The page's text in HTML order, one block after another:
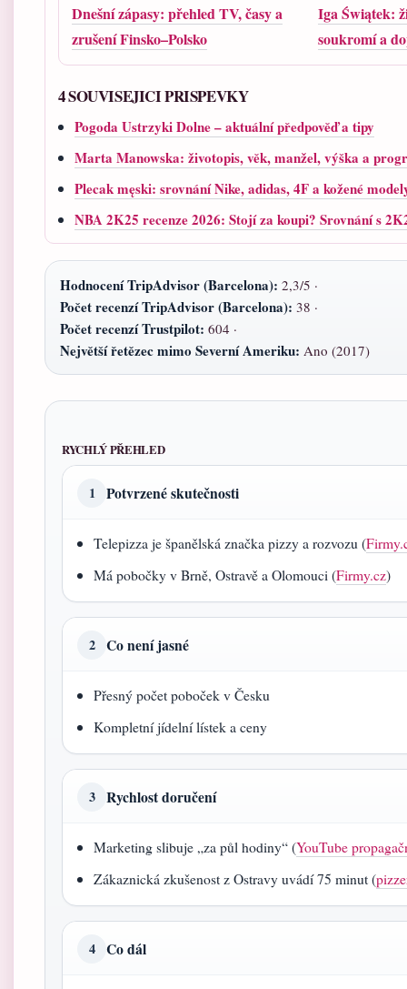
Dnešní zápasy: přehled TV, časy a
zrušení Finsko–Polsko
Iga Świątek:
soukromí a
4 SOUVISEJICI PRISPEVKY
Pogoda Ustrzyki Dolne – aktuální předpověď a tipy
Marta Manowska: životopis, věk, manžel, výška a
Plecak męski: srovnání Nike, adidas, 4F a kožené
NBA 2K25 recenze 2026: Stojí za koupi? Srovnání s
Hodnocení TripAdvisor (Barcelona): 2,3/5 ·
Počet recenzí TripAdvisor (Barcelona): 38 ·
Počet recenzí Trustpilot: 604 ·
Největší řetězec mimo Severní Ameriku: Ano (2017)
RYCHLÝ PŘEHLED
1 Potvrzené skutečnosti
Telepizza je španělská značka pizzy a rozvozu (
Má pobočky v Brně, Ostravě a Olomouci (Firmy.cz)
2 Co není jasné
Přesný počet poboček v Česku
Kompletní jídelní lístek a ceny
3 Rychlost doručení
Marketing slibuje „za půl hodiny“ (YouTube
Zákaznická zkušenost z Ostravy uvádí 75 minut (
4 Co dál